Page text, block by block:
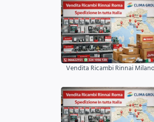
Vendita Ricambi Rinnai